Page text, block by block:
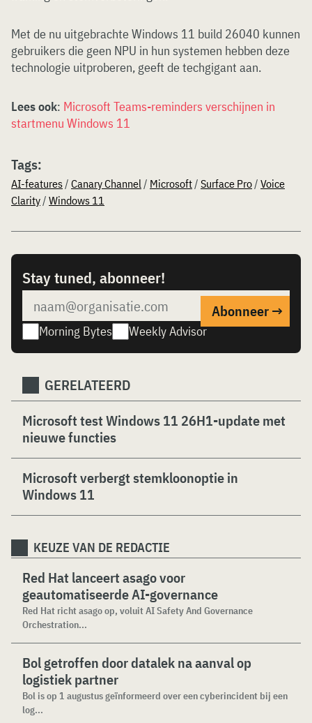
Met de nu uitgebrachte Windows 11 build 26040 kunnen
gebruikers die geen NPU in hun systemen hebben deze
technologie uitproberen, geeft de techgigant aan.
Lees ook: Microsoft Teams-reminders verschijnen in
startmenu Windows 11
Tags:
AI-features/ Canary Channel/ Microsoft/ Surface Pro/ Voice
Clarity/ Windows 11
Stay tuned, abonneer!
Morning Bytes Weekly Advisor
GERELATEERD
Microsoft test Windows 11 26H1-update met
nieuwe functies
Microsoft verbergt stemkloonoptie in
Windows 11
KEUZE VAN DE REDACTIE
Red Hat lanceert asago voor
geautomatiseerde AI-governance
Red Hat richt asago op, voluit AI Safety And Governance
Orchestration...
Bol getroffen door datalek na aanval op
logistiek partner
Bol is op 1 augustus geïnformeerd over een cyberincident bij een
log...